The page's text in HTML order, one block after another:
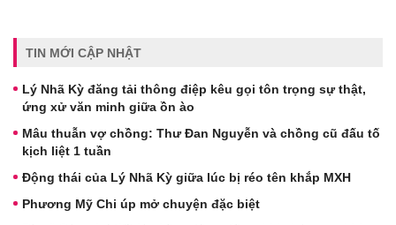
TIN MỚI CẬP NHẬT
Lý Nhã Kỳ đăng tải thông điệp kêu gọi tôn trọng sự thật,
ứng xử văn minh giữa ồn ào
Mâu thuẫn vợ chồng: Thư Đan Nguyễn và chồng cũ đấu tố
kịch liệt 1 tuần
Động thái của Lý Nhã Kỳ giữa lúc bị réo tên khắp MXH
Phương Mỹ Chi úp mở chuyện đặc biệt